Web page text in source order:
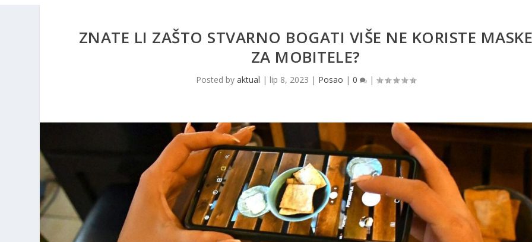
ZNATE LI ZAŠTO STVARNO BOGATI VIŠE NE KORISTE
ZA MOBITELE?
Posted by aktual | lip 8, 2023 | Posao | 0 |